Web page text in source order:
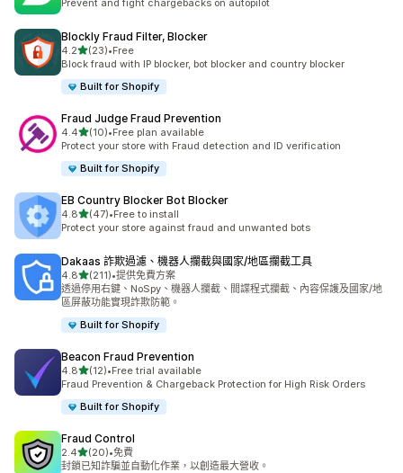
Prevent and fight chargebacks on autopilot
Blockly Fraud Filter, Blocker
4.2滿分 5 顆星
(23)
共有 23 則評價
•Free
Block fraud with IP blocker, bot blocker and country blocker
Built for Shopify
Fraud Judge Fraud Prevention
4.4滿分 5 顆星
(10)
共有 10 則評價
•Free plan available
Protect your store with Fraud detection and ID verification
Built for Shopify
EB Country Blocker Bot Blocker
4.8滿分 5 顆星
(47)
共有 47 則評價
•Free to install
Protect your store against fraud and unwanted bots
Dakaas 詐欺過濾、機器人攔截與國家/地區攔截工具
4.8滿分 5 顆星
(211)
共有 211 則評價
•提供免費方案
透過停用右鍵、NoSpy、機器人攔截、間諜程式攔截、內容保護及國家/地
區屏蔽功能實現詐欺防範。
Built for Shopify
Beacon Fraud Prevention
4.8滿分 5 顆星
(12)
共有 12 則評價
•Free trial available
Fraud Prevention & Chargeback Protection for High Risk Orders
Built for Shopify
Fraud Control
2.4滿分 5 顆星
(20)
共有 20 則評價
•免費
封鎖已知詐騙並自動化作業，以創造最大營收。